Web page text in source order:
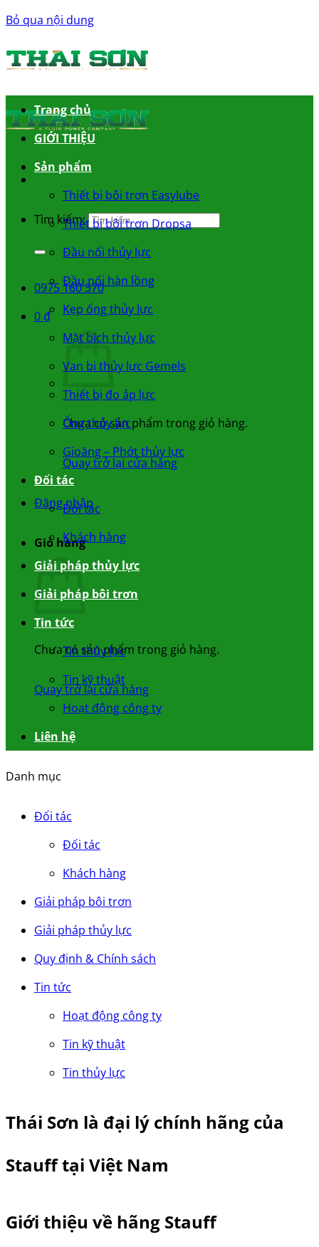
Bỏ qua nội dung
Tìm kiếm:
0975 160 370
0 ₫
Chưa có sản phẩm trong giỏ hàng.
Quay trở lại cửa hàng
Đăng nhập
Giỏ hàng
Chưa có sản phẩm trong giỏ hàng.
Quay trở lại cửa hàng
Trang chủ
GIỚI THIỆU
Sản phẩm
Thiết bị bôi trơn Easylube
Thiết bị bôi trơn Dropsa
Đầu nối thủy lực
Đầu nối hàn lồng
Kẹp ống thủy lực
Mặt bích thủy lực
Van bi thủy lực Gemels
Thiết bị đo áp lực
Ống thủy lực
Gioăng – Phớt thủy lực
Đối tác
Đối tác
Khách hàng
Giải pháp thủy lực
Giải pháp bôi trơn
Tin tức
Tin thủy lực
Tin kỹ thuật
Hoạt động công ty
Liên hệ
Danh mục
Đối tác
Đối tác
Khách hàng
Giải pháp bôi trơn
Giải pháp thủy lực
Quy định & Chính sách
Tin tức
Hoạt động công ty
Tin kỹ thuật
Tin thủy lực
Thái Sơn là đại lý chính hãng của
Stauff tại Việt Nam
Giới thiệu về hãng Stauff